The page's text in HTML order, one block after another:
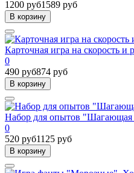
1200 руб1589 руб
В корзину
Карточная игра на скорость
0
490 руб874 руб
В корзину
Набор для опытов "Шагающая
0
520 руб1125 руб
В корзину